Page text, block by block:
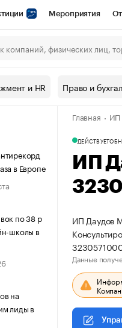
Мероприятия
СПб Спецпроекты
Рынок наличной
и HR Право и
в Европе
по 38 р
школы в
на
лиды в
Главная ИП
ДЕЙСТВУЕТ
ИП
ИП Даудов
Данные